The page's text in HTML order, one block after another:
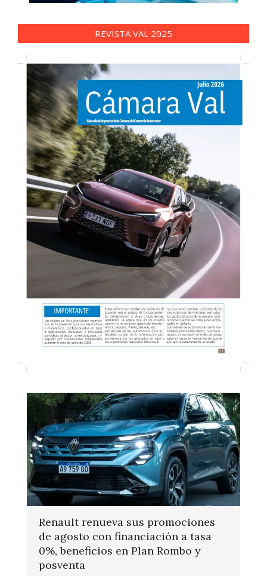
REVISTA VAL 2025
Renault renueva sus promociones
de agosto con financiación a tasa
0%, beneficios en Plan Rombo y
posventa